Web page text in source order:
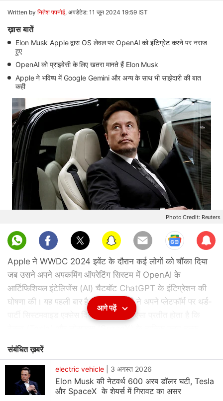
Written by नितेश पपनोई, अपडेटेड: 11 जून 2024 19:59 IST
ख़ास बातें
Elon Musk Apple द्वारा OS लेवल पर OpenAI को इंटिग्रेट करने पर नराज
हुए
OpenAI को प्राइवेसी के लिए खतरा मानते हैं Elon Musk
Apple ने भविष्य में Google Gemini और अन्य के साथ भी साझेदारी की बात
कही
Photo Credit: Reuters
Sub
scri
be
Apple ने WWDC 2024 इवेंट के दौरान कई लोगों को चौंका दिया
जब उसने अपने अपकमिंग ऑपरेटिंग सिस्टम में OpenAI के
आर्टिफिशियल इंटेलिजेंस (AI) चैटबॉट ChatGPT के इंटिग्रेशन की
घोषणा की। यह पहली बार है जब टेक कंपनी ने अपने प्लेटफॉर्म पर थर्ड-
पार्टी सिस्टमवाइड एक्सेस दिया है। हालांकि, ऐसा प्रतीत होता है कि
मीडिया के जरिए Apple और OpenAI की इस साझेदारी को प्राइवेसी
कन्सर्न बताया और यह भी कहा कि यदि ऐप्पल ने अपने ऑपरेटिंग सिस्टम
में OpenAI को इंटिग्रेट किया, तो उनकी कंपनियों के ऑफिस में
Apple iPhone और MacBook जैसे डिवाइस बैन कर दिए जाएंगे।
आगे पढ़ें
संबंधित ख़बरें
electric vehicle 3 अगस्त 2026
Elon Musk की नेटवर्थ 600 अरब डॉलर घटी, Tesla
और SpaceX के शेयर्स में गिरावट का असर